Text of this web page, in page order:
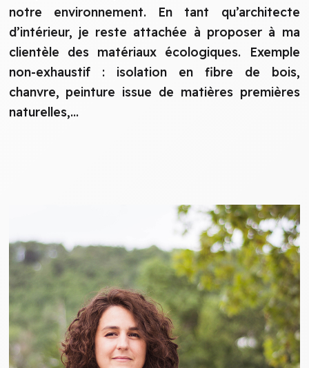
notre environnement. En tant qu’architecte
d’intérieur, je reste attachée à proposer à ma
clientèle des matériaux écologiques. Exemple
non-exhaustif : isolation en fibre de bois,
chanvre, peinture issue de matières premières
naturelles,...